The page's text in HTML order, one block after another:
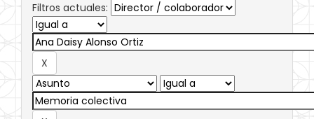
Filtros actuales: